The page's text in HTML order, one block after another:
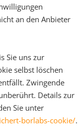
an den Anbieter
Sie uns zur
selbst löschen
Zwingende
Details zur
Sie unter
borlabs-cookie/.